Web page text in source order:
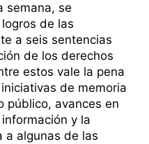
semana, se
de las
a seis sentencias
de los derechos
estos vale la pena
de memoria
público, avances en
y la
a algunas de las